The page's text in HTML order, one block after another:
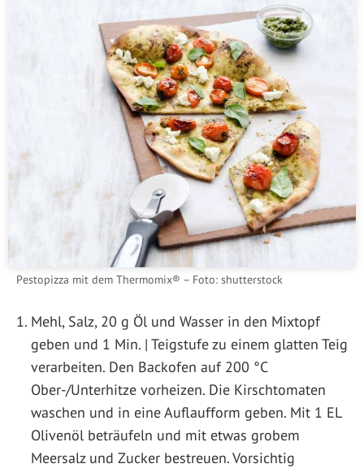
Pestopizza mit dem Thermomix® – Foto: shutterstock
Mehl, Salz, 20 g Öl und Wasser in den Mixtopf
geben und 1 Min. | Teigstufe zu einem glatten Teig
verarbeiten. Den Backofen auf 200 °C
Ober-/Unterhitze vorheizen. Die Kirschtomaten
waschen und in eine Auflaufform geben. Mit 1 EL
Olivenöl beträufeln und mit etwas grobem
Meersalz und Zucker bestreuen. Vorsichtig